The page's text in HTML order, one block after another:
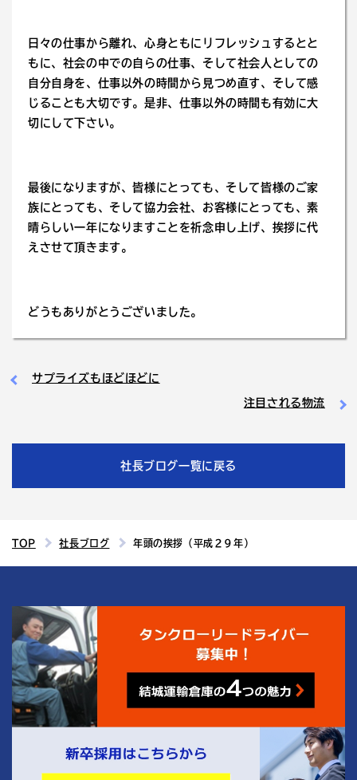
日々の仕事から離れ、心身ともにリフレッシュするとと
もに、社会の中での自らの仕事、そして社会人としての
自分自身を、仕事以外の時間から見つめ直す、そして感
じることも大切です。是非、仕事以外の時間も有効に大
切にして下さい。
最後になりますが、皆様にとっても、そして皆様のご家
族にとっても、そして協力会社、お客様にとっても、素
晴らしい一年になりますことを祈念申し上げ、挨拶に代
えさせて頂きます。
どうもありがとうございました。
サプライズもほどほどに
注目される物流
社長ブログ一覧に戻る
TOP 社長ブログ 年頭の挨拶（平成２９年）
結城運輸倉庫の 4